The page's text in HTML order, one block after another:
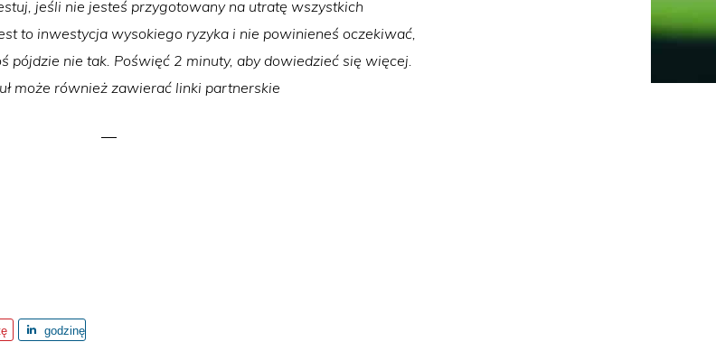
jeśli nie jesteś przygotowany na utratę wszystkich
to inwestycja wysokiego ryzyka i nie powinieneś oczekiwać,
pójdzie nie tak. Poświęć 2 minuty, aby dowiedzieć się więcej.
może również zawierać linki partnerskie
godzinę